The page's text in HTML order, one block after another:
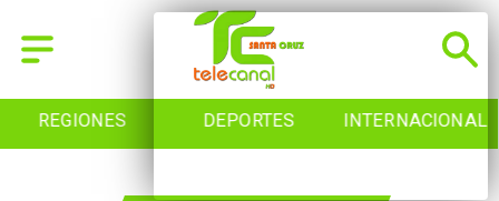
REGIONES DEPORTES INTERNACIONAL